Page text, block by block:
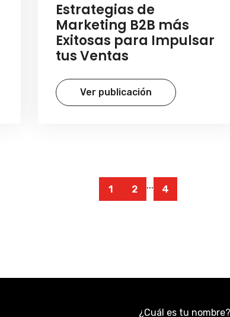
Estrategias de
Marketing B2B más
Exitosas para Impulsar
tus Ventas
Ver publicación
1 2 ... 4
¿Cuál es tu nombre?